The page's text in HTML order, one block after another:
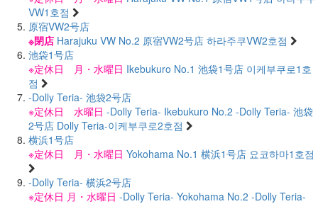
VW1호점
原宿VW2号店
※閉店 Harajuku VW No.2 原宿VW2号店 하라주쿠VW2호점
池袋1号店
※定休日 月・水曜日 Ikebukuro No.1 池袋1号店 이케부쿠로1호
점
-Dolly Teria- 池袋2号店
※定休日 水曜日 -Dolly Teria- Ikebukuro No.2 -Dolly Teria- 池袋
2号店 Dolly Teria-이케부쿠로2호점
横浜1号店
※定休日 月・水曜日 Yokohama No.1 横浜1号店 요코하마1호점
-Dolly Teria- 横浜2号店
※定休日 月・水曜日 -Dolly Teria- Yokohama No.2 -Dolly Teria-